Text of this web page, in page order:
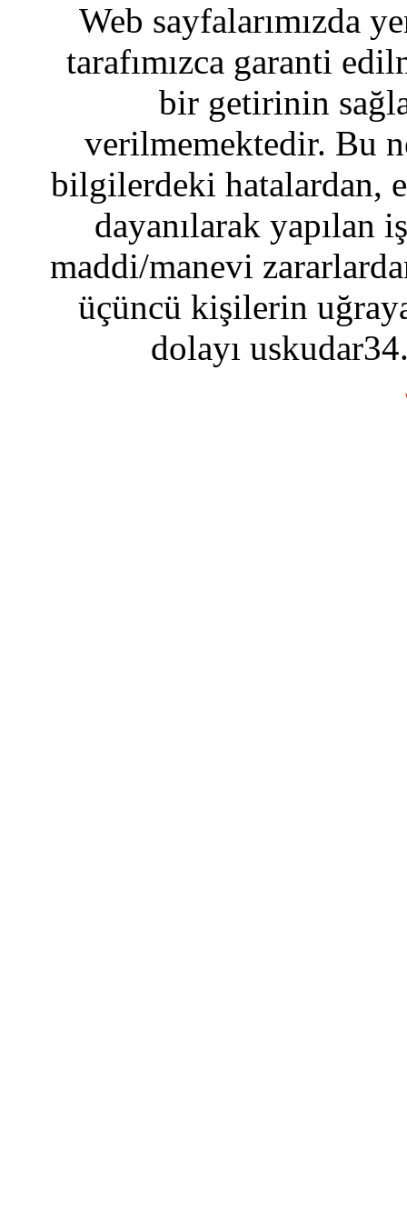
Web sayfalarımızda
tarafımızca garanti
bir getirinin
verilmemektedir. Bu
bilgilerdeki hatalardan,
dayanılarak yapılan
maddi/manevi
üçüncü kişilerin
dolayı